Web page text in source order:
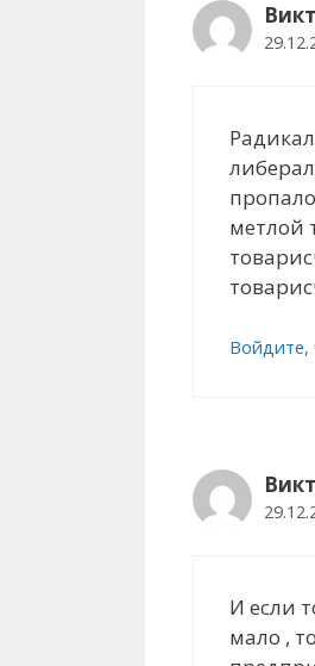
метлой
Войдите,
И если
мало ,